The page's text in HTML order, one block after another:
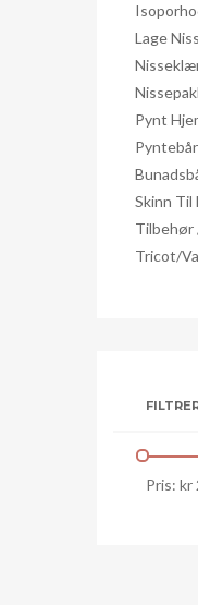
Lage
Pynt
Skinn Til
Tilbehør
Tricot/
Min.
pris
Pris: kr